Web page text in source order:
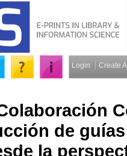
Login Create
de
la